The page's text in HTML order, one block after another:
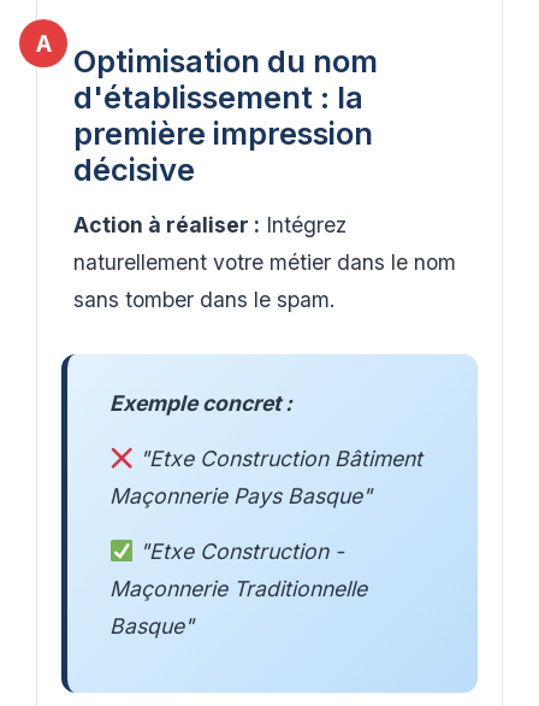
Optimisation du nom
d'établissement : la
première impression
décisive
Action à réaliser : Intégrez
naturellement votre métier dans le nom
sans tomber dans le spam.
Exemple concret :
"Etxe Construction Bâtiment
Maçonnerie Pays Basque"
"Etxe Construction -
Maçonnerie Traditionnelle
Basque"